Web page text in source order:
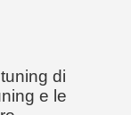
di
e le